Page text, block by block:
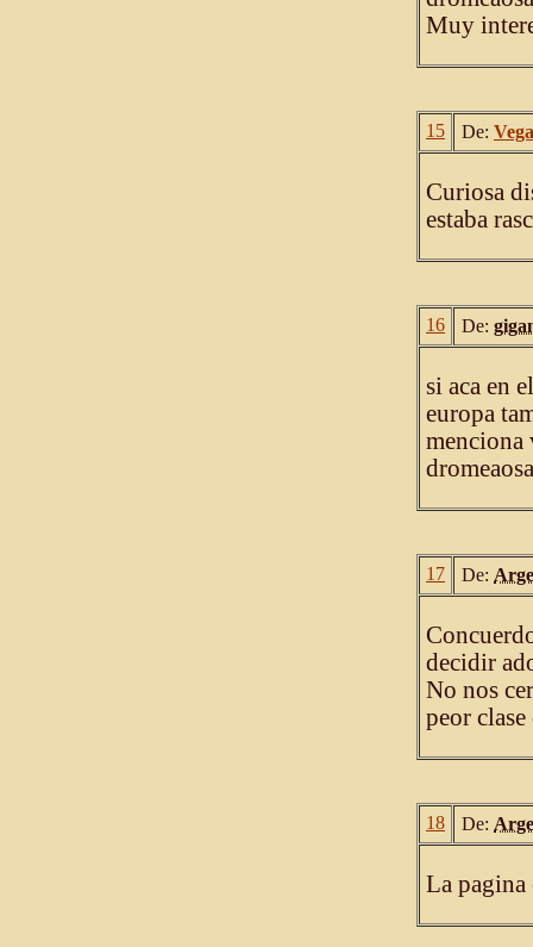
Muy
15 De: Vega
Curiosa
estaba
16 De:
si aca en
europa
menciona
17 De:
decidir
No nos
peor
18 De:
La pagina